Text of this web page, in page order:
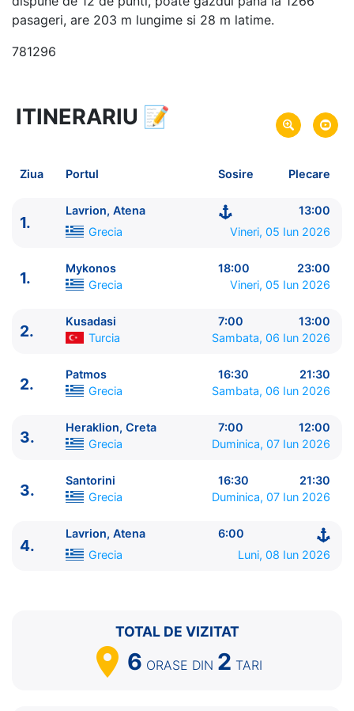
pasageri, are 203 m lungime si 28 m latime.
781296
4 zile vacanta de croaziera in
Insulele Grecesti si Turcia -
Plecare pe 05 Iun 2026 din Lavrion, Atena, Grecia
Celestyal Cruises
ITINERARIU
----------------------------------------
1. Lavrion, Atena
⚓ - 13:00
Kusadasi Turcia 7:00 - 13:00
2.
Patmos Grecia
ITINERARIU 📝
Ziua Portul Sosire Plecare
1.
Lavrion, Atena
13:00
Grecia
Vineri, 05 Iun 2026
1.
Mykonos 18:00
23:00
Grecia
Vineri, 05 Iun 2026
2.
Kusadasi 7:00
13:00
Turcia
Sambata, 06 Iun 2026
2.
Patmos 16:30
21:30
Grecia
Sambata, 06 Iun 2026
3.
Heraklion, Creta 7:00
12:00
Grecia
Duminica, 07 Iun 2026
3.
Santorini 16:30
21:30
Grecia
Duminica, 07 Iun 2026
4.
Lavrion, Atena
6:00
Grecia
Luni, 08 Iun 2026
TOTAL DE VIZITAT
6 ORASE DIN 2 TARI